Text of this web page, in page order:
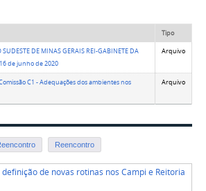
Tipo
DE MINAS GERAIS REI-GABINETE DA
de junho de 2020
Arquivo
C1 - Adequações dos ambientes nos
Arquivo
Reencontro
de novas rotinas nos Campi e Reitoria